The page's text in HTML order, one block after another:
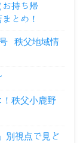
お持ち帰
とめ！
秩父地域情
秩父小鹿野
別視点で見ど